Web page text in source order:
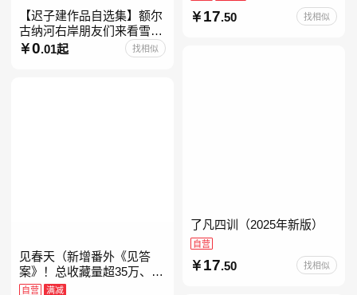
17.50 找相似
【迟子建作品自选集】额尔
古纳河右岸朋友们来看雪吧
迟子建茅盾文学奖获奖作品
东北故事集群山之巅也是冬
0.01起 找相似
了凡四训（2025年新版）
自营
17.50 找相似
见春天（新增番外《见答
案》！总收藏量超35万、点
击量破千万！晋江人气作者
自营 满减